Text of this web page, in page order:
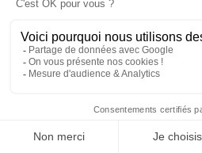
il y a 4 mois (12/04/2026)
Agence Principale